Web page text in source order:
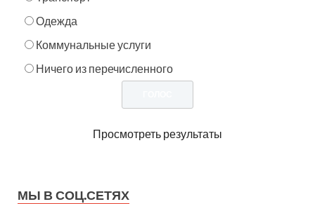
Одежда
Коммунальные услуги
Ничего из перечисленного
Просмотреть результаты
МЫ В СОЦ.СЕТЯХ